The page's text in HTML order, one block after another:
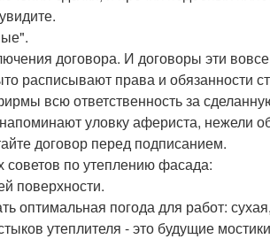
договора. И договоры эти
расписывают права и обязанности
всю ответственность за
уловку афериста, нежели
договор перед подписанием.
советов по утеплению фасада:
поверхности.
оптимальная погода для работ: сухая,
утеплителя - это будущие